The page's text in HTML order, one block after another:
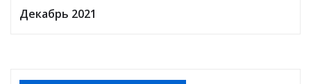
Декабрь 2021